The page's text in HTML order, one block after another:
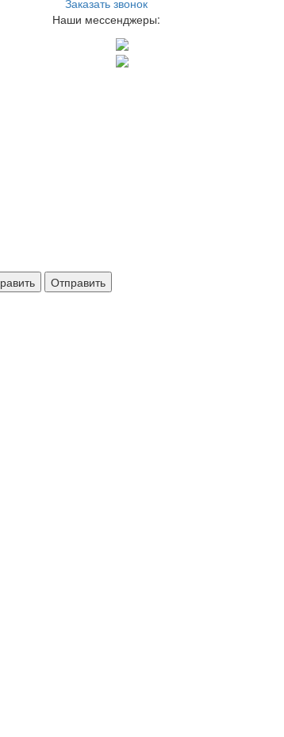
Заказать звонок
Наши мессенджеры:
Отправить